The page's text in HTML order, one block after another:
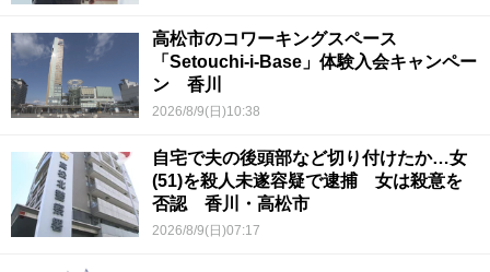
高松市のコワーキングスペース
「Setouchi-i-Base」体験入会キャンペー
ン 香川
2026/8/9(日)10:38
自宅で夫の後頭部など切り付けたか…女
(51)を殺人未遂容疑で逮捕 女は殺意を
否認 香川・高松市
2026/8/9(日)07:17